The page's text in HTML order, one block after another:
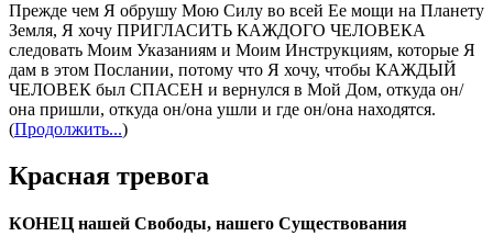
Прежде чем Я обрушу Мою Силу во всей Ее мощи на Планету
Земля, Я хочу ПРИГЛАСИТЬ КАЖДОГО ЧЕЛОВЕКА
следовать Моим Указаниям и Моим Инструкциям, которые Я
дам в этом Послании, потому что Я хочу, чтобы КАЖДЫЙ
ЧЕЛОВЕК был СПАСЕН и вернулся в Мой Дом, откуда он/
она пришли, откуда он/она ушли и где он/она находятся.
(Продолжить...)
Красная тревога
КОНЕЦ нашей Свободы, нашего Существования